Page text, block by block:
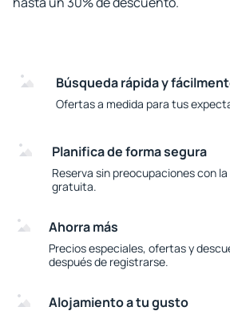
Búsqueda rápida y
Ofertas a medida para tus
Planifica de forma segura
Reserva sin preocupaciones con
gratuita.
Ahorra más
Precios especiales, ofertas y
después de registrarse.
Alojamiento a tu gusto